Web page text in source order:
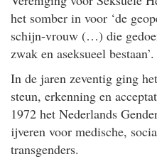
het somber in voor ‘de
schijn-vrouw (…) die
zwak en aseksueel bestaan’.
In de jaren zeventig ging
steun, erkenning en
1972 het Nederlands
ijveren voor medische,
transgenders.